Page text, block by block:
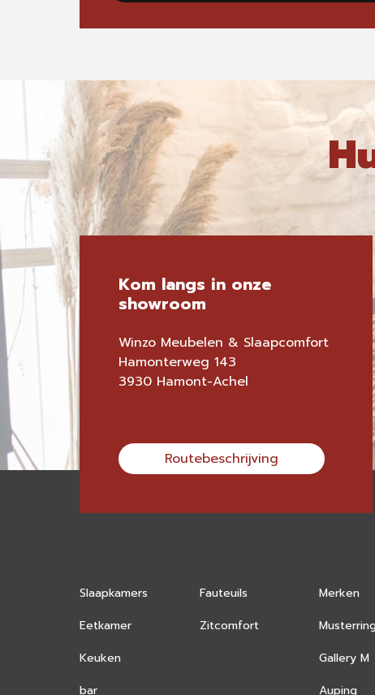
Kom langs in onze
showroom
Winzo Meubelen & Slaapcomfort
Hamonterweg 143
3930 Hamont-Achel
Routebeschrijving
Slaapkamers
Eetkamer
Keuken
bar
Fauteuils
Zitcomfort
Merken
Gallery M
Auping